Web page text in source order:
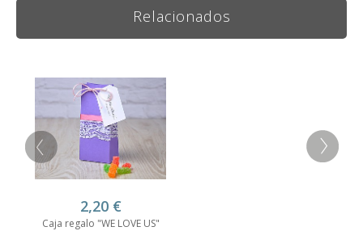
Relacionados
2,20 €
Caja regalo "WE LOVE US"